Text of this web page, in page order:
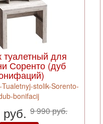
туалетный для
Соренто (дуб
Tualetnyj-stolik-Sorento-
bonifacij
руб.9 990 руб.